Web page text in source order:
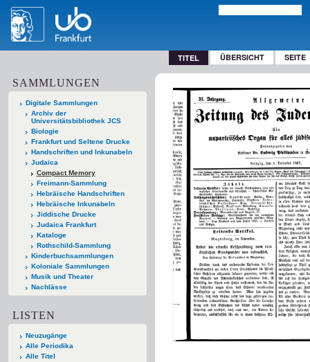
TITEL ÜBERSICHT SEITE
SAMMLUNGEN
Digitale Sammlungen
Archiv der
Universitätsbibliothek JCS
Biologie
Frankfurt und Seltene Drucke
Handschriften und Inkunabeln
Judaica
Compact Memory
Freimann-Sammlung
Hebräische Handschriften
Hebräische Inkunabeln
Jiddische Drucke
Judaica Frankfurt
Kataloge
Rothschild-Sammlung
Kinderbuchsammlungen
Koloniale Sammlungen
Musik und Theater
Nachlässe
LISTEN
Neuzugänge
Alle Periodika
Alle Titel